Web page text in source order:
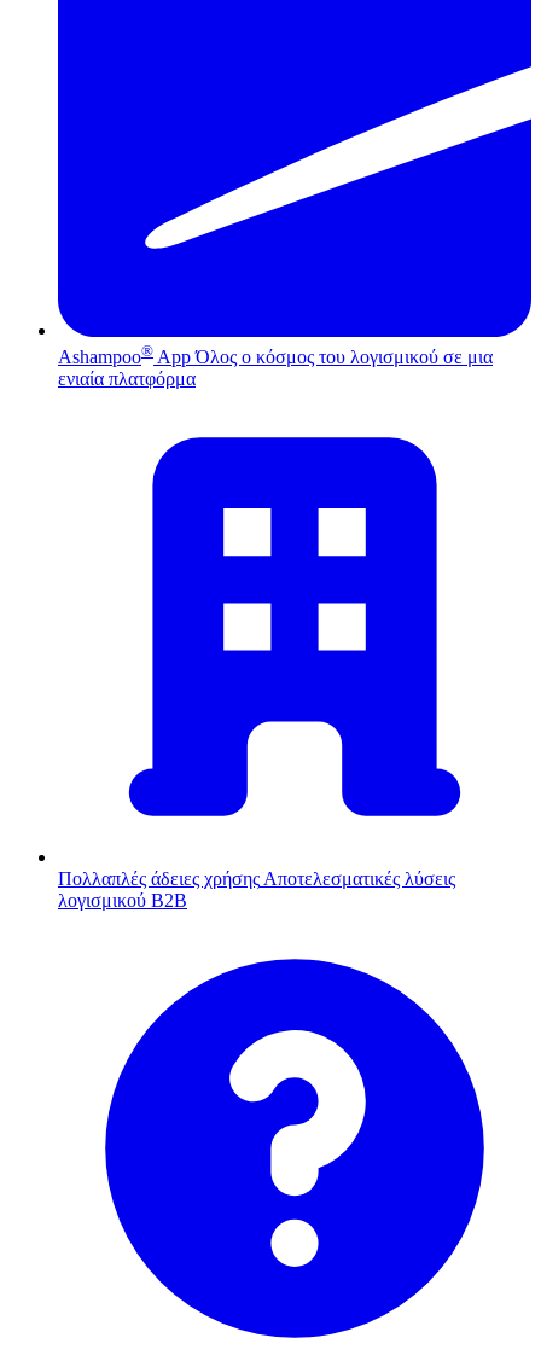
Ashampoo® App Όλος ο κόσμος του λογισμικού σε μια
ενιαία πλατφόρμα
Πολλαπλές άδειες χρήσης Αποτελεσματικές λύσεις
λογισμικού B2B